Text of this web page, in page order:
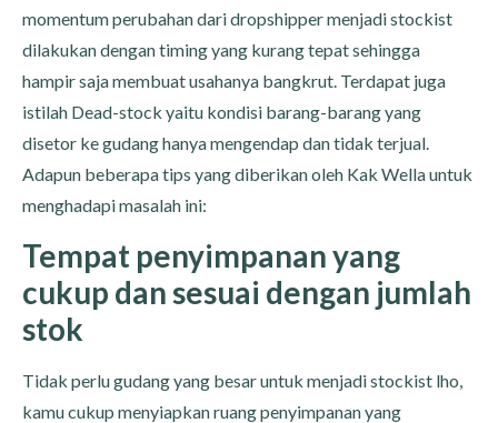
momentum perubahan dari dropshipper menjadi stockist
dilakukan dengan timing yang kurang tepat sehingga
hampir saja membuat usahanya bangkrut. Terdapat juga
istilah Dead-stock yaitu kondisi barang-barang yang
disetor ke gudang hanya mengendap dan tidak terjual.
Adapun beberapa tips yang diberikan oleh Kak Wella untuk
menghadapi masalah ini:
Tempat penyimpanan yang
cukup dan sesuai dengan jumlah
stok
Tidak perlu gudang yang besar untuk menjadi stockist lho,
kamu cukup menyiapkan ruang penyimpanan yang